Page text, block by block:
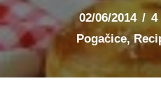
02/06/2014
4
Pogačice,